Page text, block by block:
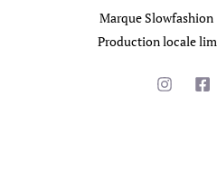
Marque
Production locale